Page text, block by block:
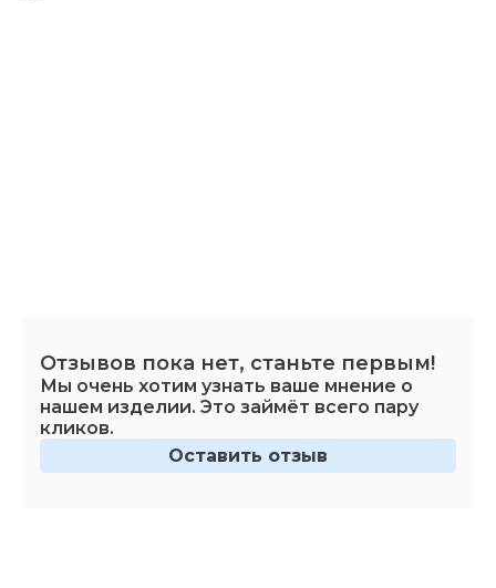
Отзывов пока нет, станьте первым!
Мы очень хотим узнать ваше мнение о
нашем изделии. Это займёт всего пару
кликов.
Оставить отзыв